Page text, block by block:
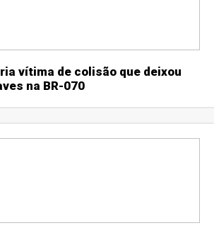
vítima de colisão que deixou
na BR-070